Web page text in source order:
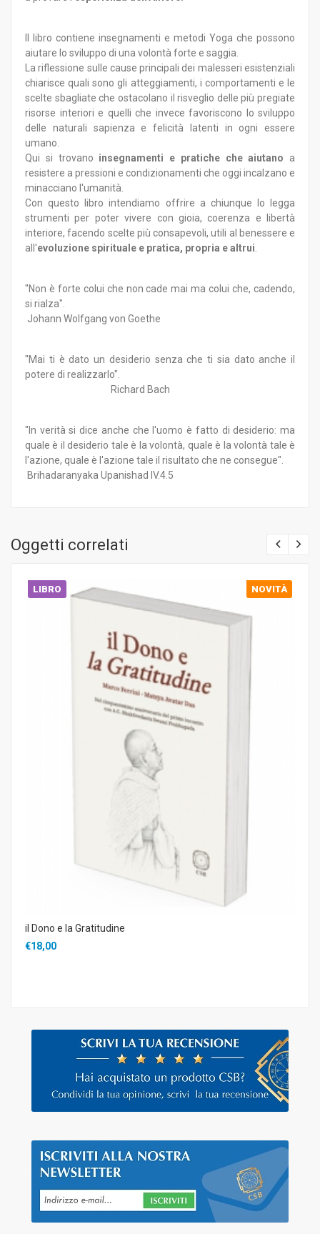
Il libro contiene insegnamenti e metodi Yoga che possono
aiutare lo sviluppo di una volontà forte e saggia.
La riflessione sulle cause principali dei malesseri esistenziali
chiarisce quali sono gli atteggiamenti, i comportamenti e le
scelte sbagliate che ostacolano il risveglio delle più pregiate
risorse interiori e quelli che invece favoriscono lo sviluppo
delle naturali sapienza e felicità latenti in ogni essere
umano.
Qui si trovano insegnamenti e pratiche che aiutano a
resistere a pressioni e condizionamenti che oggi incalzano e
minacciano l'umanità.
Con questo libro intendiamo offrire a chiunque lo legga
strumenti per poter vivere con gioia, coerenza e libertà
interiore, facendo scelte più consapevoli, utili al benessere e
all'evoluzione spirituale e pratica, propria e altrui
"Non è forte colui che non cade mai ma colui che, cadendo,
si rialza".
Johann Wolfgang von Goethe
"Mai ti è dato un desiderio senza che ti sia dato anche il
potere di realizzarlo".
Richard Bach
"In verità si dice anche che l'uomo è fatto di desiderio: ma
quale è il desiderio tale è la volontà, quale è la volontà tale è
l'azione, quale è l'azione tale il risultato che ne consegue".
Brihadaranyaka Upanishad IV.4.5
Oggetti correlati
LIBRO NOVITÀ
il Dono e la Gratitudine
€18,00